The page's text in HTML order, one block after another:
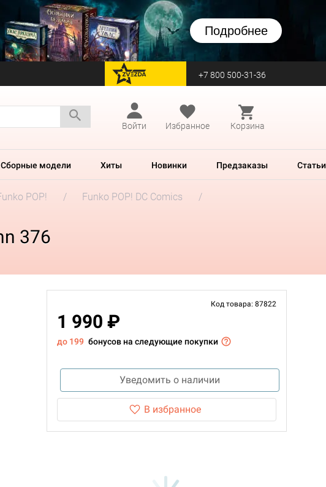
Подробнее
перейти на Zvezda +7 800 500-31-36
Войти
Избранное Корзина
Сборные модели Хиты Новинки Предзаказы Статьи
POP!
Funko POP! DC Comics
376
Код товара: 87822
1 990 ₽
до 199 бонусов на следующие покупки
Уведомить о наличии
В избранное